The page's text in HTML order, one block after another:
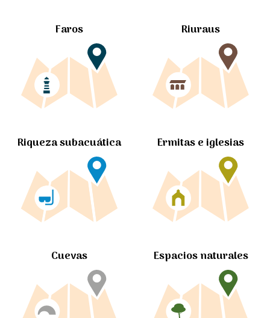
Faros Riuraus
Riqueza subacuática Ermitas e iglesias
Cuevas Espacios naturales